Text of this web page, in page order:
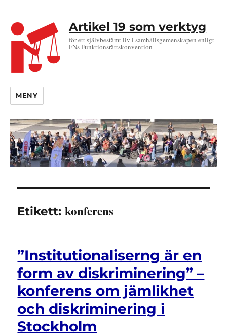
Artikel 19 som verktyg
för ett självbestämt liv i samhällsgemenskapen enligt
FNs Funktionsrättskonvention
MENY
Etikett:konferens
”Institutionaliserng är en
form av diskriminering” –
konferens om jämlikhet
och diskriminering i
Stockholm